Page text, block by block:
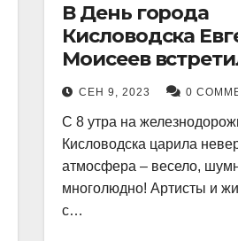
В День города
Кисловодска
Моисеев
прибывший
туристами.
СЕН 9, 2023 0
С 8 утра на
Кисловодска царила
атмосфера – весело,
многолюдно! Артисты и
с…